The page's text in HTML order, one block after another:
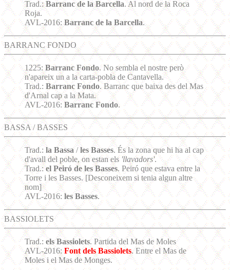
Trad.:Barranc de la Barcella. Al nord de la Roca
Roja.
AVL-2016:Barranc de la Barcella.
BARRANC FONDO
1225: Barranc Fondo. No sembla el nostre però
n'apareix un a la carta-pobla de Cantavella.
Trad.: Barranc Fondo. Barranc que baixa des del Mas
d'Arnal cap a la Mata.
AVL-2016:Barranc Fondo.
BASSA / BASSES
Trad.: la Bassa/les Basses. És la zona que hi ha al cap
d'avall del poble, on estan els 'llavadors'.
Trad.:el Peiró de les Basses. Peiró que estava entre la
Torre i les Basses. [Desconeixem si tenia algun altre
nom]
AVL-2016:les Basses.
BASSIOLETS
Trad.: els Bassiolets. Partida del Mas de Moles
AVL-2016:Font dels Bassiolets. Entre el Mas de
Moles i el Mas de Monges.